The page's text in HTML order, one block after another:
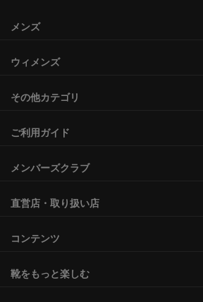
メンズ
ウィメンズ
その他カテゴリ
ご利用ガイド
メンバーズクラブ
直営店・取り扱い店
コンテンツ
靴をもっと楽しむ